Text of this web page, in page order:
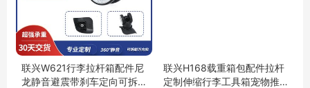
联兴W621行李拉杆箱配件尼
龙静音避震带刹车定向可拆
联兴H168载重箱包配件拉杆
定制伸缩行李工具箱宠物推